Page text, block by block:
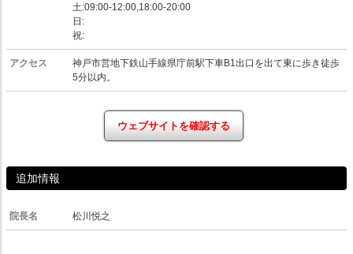
土:09:00-12:00,18:00-20:00
日:
祝:
アクセス
神戸市営地下鉄山手線県庁前駅下車B1出口を出て東に歩き徒歩
5分以内。
ウェブサイトを確認する
追加情報
院長名 松川悦之